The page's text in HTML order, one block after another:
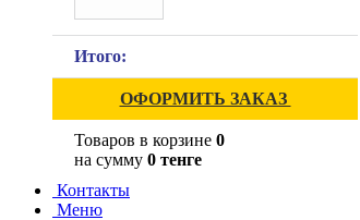
Итого:
ОФОРМИТЬ ЗАКАЗ
Товаров в корзине 0
на сумму 0 тенге
Контакты
Меню